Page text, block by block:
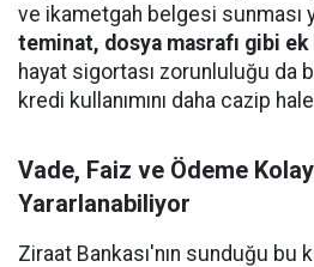
ve ikametgah belgesi sunması
teminat, dosya masrafı gibi
hayat sigortası zorunluluğu da
kredi kullanımını daha cazip
Vade, Faiz ve Ödeme
Yararlanabiliyor
Ziraat Bankası'nın sunduğu bu